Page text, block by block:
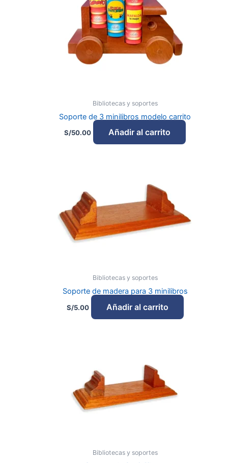
Tiradores de bronce.
Cuatro cajones funcionales.
Diseño artesanal.
Ideal para exhibir y proteger tu colección.
mostrados en las fotografías.
Bibliotecas y soportes
Soporte de 3 minilibros modelo carrito
S/50.00 Añadir al carrito
Bibliotecas y soportes
Soporte de madera para 3 minilibros
S/5.00 Añadir al carrito
Bibliotecas y soportes